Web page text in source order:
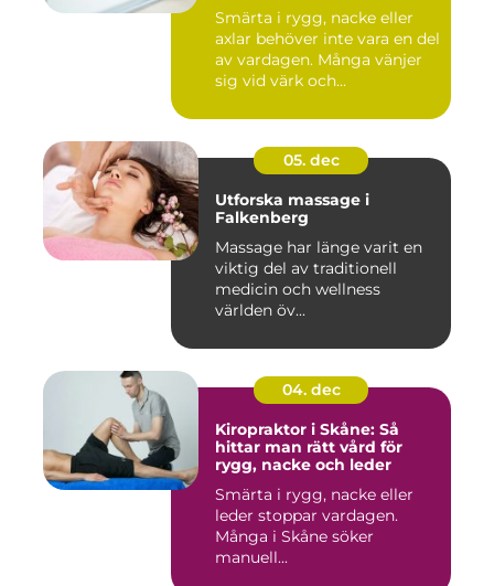
Smärta i rygg, nacke eller
axlar behöver inte vara en del
av vardagen. Många vänjer
sig vid värk och...
05. dec
Utforska massage i
Falkenberg
Massage har länge varit en
viktig del av traditionell
medicin och wellness
världen öv...
04. dec
Kiropraktor i Skåne: Så
hittar man rätt vård för
rygg, nacke och leder
Smärta i rygg, nacke eller
leder stoppar vardagen.
Många i Skåne söker
manuell...